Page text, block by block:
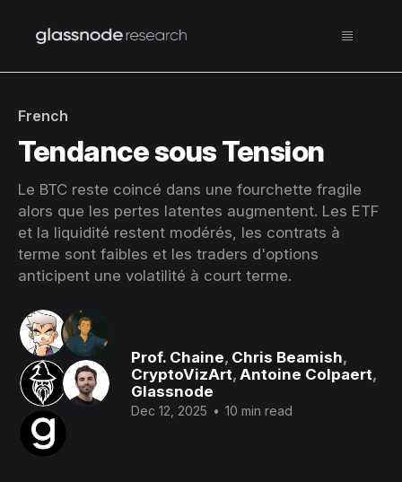
French
Tendance sous Tension
Le BTC reste coincé dans une fourchette fragile
alors que les pertes latentes augmentent. Les ETF
et la liquidité restent modérés, les contrats à
terme sont faibles et les traders d'options
anticipent une volatilité à court terme.
Prof. Chaine, Chris Beamish,
CryptoVizArt,Antoine Colpaert,
Glassnode
Dec 12, 2025 • 10 min read